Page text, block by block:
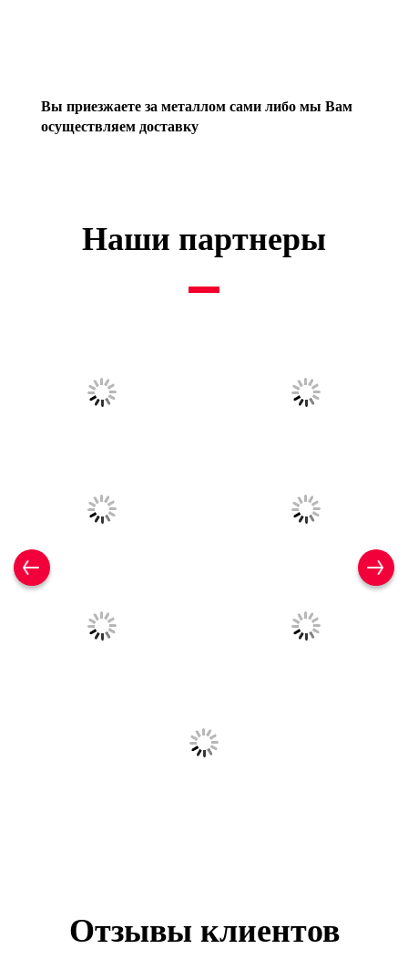
Вы приезжаете за металлом сами либо мы Вам
осуществляем доставку
Наши партнеры
Отзывы клиентов